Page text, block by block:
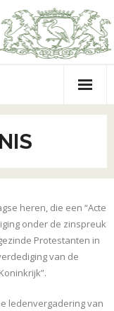
heren, die een “Acte
onder de zinspreuk
Protestanten in
van de
ledenvergadering van